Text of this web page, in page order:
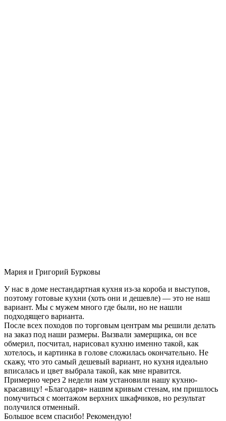
Мария и Григорий Бурковы
У нас в доме нестандартная кухня из-за короба и выступов,
поэтому готовые кухни (хоть они и дешевле) — это не наш
вариант. Мы с мужем много где были, но не нашли
подходящего варианта.
После всех походов по торговым центрам мы решили делать
на заказ под наши размеры. Вызвали замерщика, он все
обмерил, посчитал, нарисовал кухню именно такой, как
хотелось, и картинка в голове сложилась окончательно. Не
скажу, что это самый дешевый вариант, но кухня идеально
вписалась и цвет выбрала такой, как мне нравится.
Примерно через 2 недели нам установили нашу кухню-
красавицу! «Благодаря» нашим кривым стенам, им пришлось
помучиться с монтажом верхних шкафчиков, но результат
получился отменный.
Большое всем спасибо! Рекомендую!